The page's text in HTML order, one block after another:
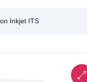
Inkjet ITS